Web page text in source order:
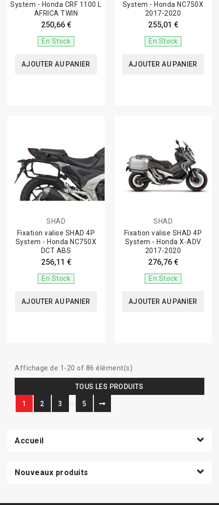
System - Honda CRF 1100 L
AFRICA TWIN
250,66 €
En Stock
AJOUTER AU PANIER
System - Honda NC750X
2017-2020
255,01 €
En Stock
AJOUTER AU PANIER
SHAD
Fixation valise SHAD 4P
System - Honda NC750X
DCT ABS
256,11 €
En Stock
AJOUTER AU PANIER
SHAD
Fixation valise SHAD 4P
System - Honda X-ADV
2017-2020
276,76 €
En Stock
AJOUTER AU PANIER
Affichage de 1-20 of 86 élément(s)
TOUS LES PRODUITS
1 2 3 5
Accueil
Nouveaux produits